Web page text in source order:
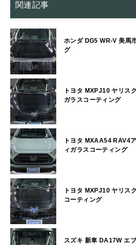
関連記事
ホンダ DG5 WR-V 美馬
グ
トヨタ MXPJ10 ヤリス
ガラスコーティング
トヨタ MXAA54 RAV4
ィガラスコーティング
トヨタ MXPJ10 ヤリス
コーティング
スズキ 新車 DA17W エ